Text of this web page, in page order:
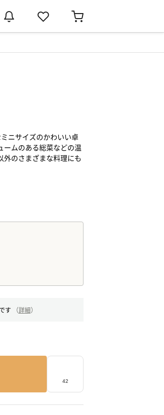
ニサイズのかわいい卓
ームのある総菜などの温
外のさまざまな料理にも
です （詳細）